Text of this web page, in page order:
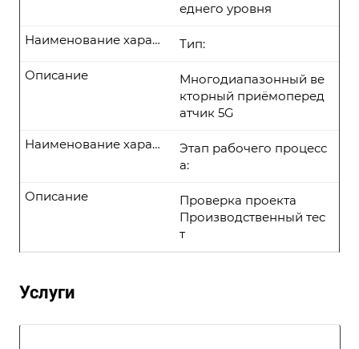
еднего уровня
Тип:
Наименование характеристики
Многодиапазонный ве
кторный приёмоперед
атчик 5G
Описание
Этап рабочего процесс
а:
Наименование характеристики
Проверка проекта
Производственный тес
т
Описание
Услуги